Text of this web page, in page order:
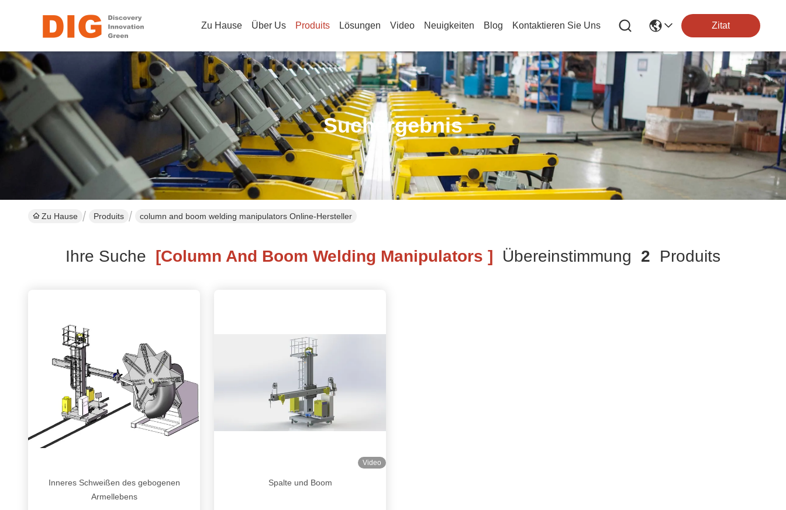
Zu Hause Über Us Produits Lösungen Video Neuigkeiten Blog Kontaktieren Sie Uns Zitat
Suchergebnis
Zu Hause Produits column and boom welding manipulators Online-Hersteller
Ihre Suche [column And Boom Welding Manipulators ] Übereinstimmung 2 Produits
Inneres Schweißen des gebogenen
Armellebens
Video
Spalte und Boom